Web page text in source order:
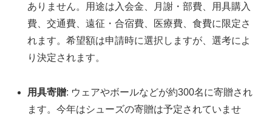
ありません。用途は入会金、月謝・部費、用具購入
費、交通費、遠征・合宿費、医療費、食費に限定さ
れます。希望額は申請時に選択しますが、選考によ
り決定されます。
用具寄贈: ウェアやボールなどが約300名に寄贈され
ます。今年はシューズの寄贈は予定されていませ